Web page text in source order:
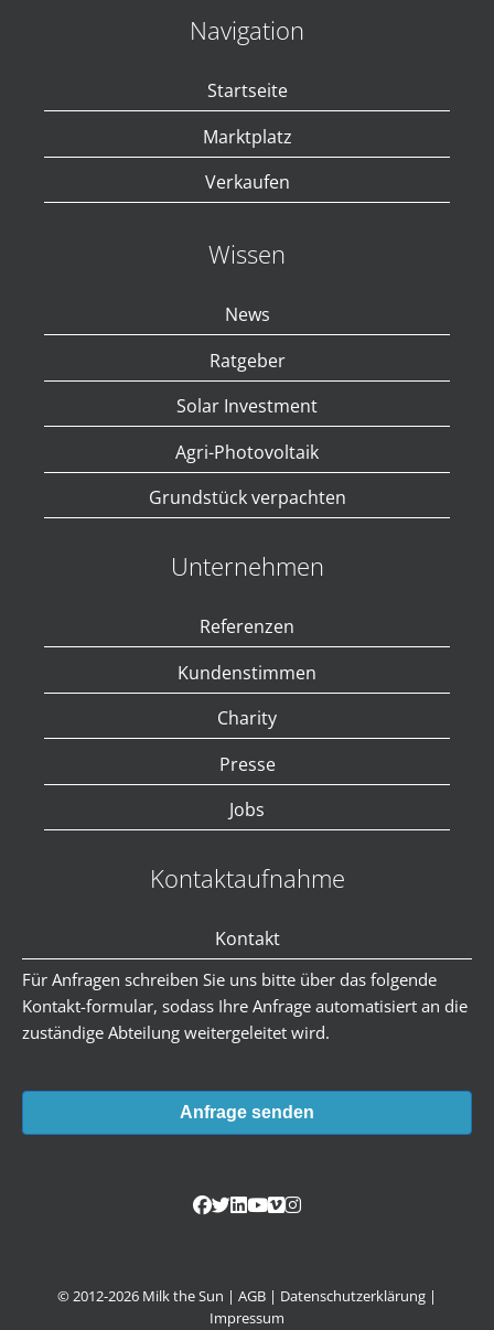
Navigation
Startseite
Marktplatz
Verkaufen
Wissen
News
Ratgeber
Solar Investment
Agri-Photovoltaik
Grundstück verpachten
Unternehmen
Referenzen
Kundenstimmen
Charity
Presse
Jobs
Kontaktaufnahme
Kontakt
Für Anfragen schreiben Sie uns bitte über das folgende
Kontakt-formular, sodass Ihre Anfrage automatisiert an die
zuständige Abteilung weitergeleitet wird.
Anfrage senden
© 2012-2026 Milk the Sun | AGB | Datenschutzerklärung |
Impressum